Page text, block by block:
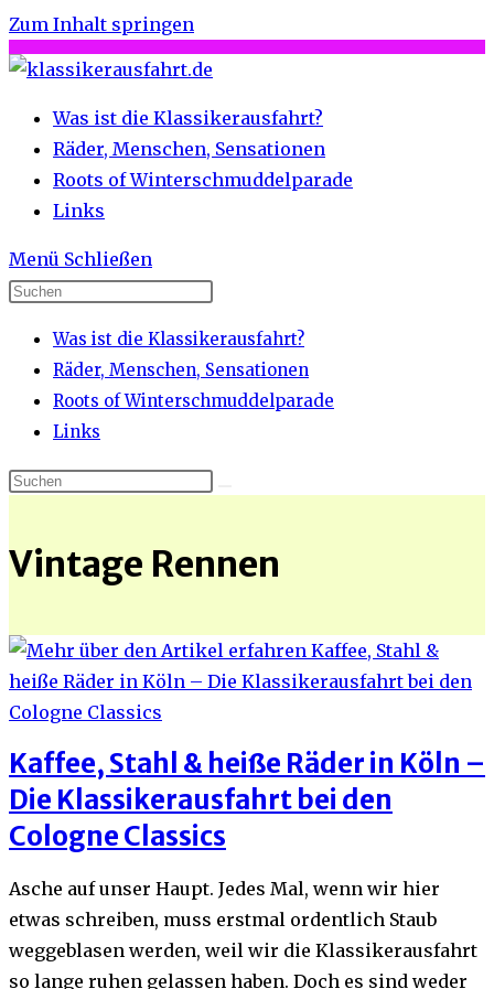
Zum Inhalt springen
Was ist die Klassikerausfahrt?
Räder, Menschen, Sensationen
Roots of Winterschmuddelparade
Links
Menü Schließen
Was ist die Klassikerausfahrt?
Räder, Menschen, Sensationen
Roots of Winterschmuddelparade
Links
Vintage Rennen
Kaffee, Stahl & heiße Räder in Köln –
Die Klassikerausfahrt bei den
Cologne Classics
Asche auf unser Haupt. Jedes Mal, wenn wir hier
etwas schreiben, muss erstmal ordentlich Staub
weggeblasen werden, weil wir die Klassikerausfahrt
so lange ruhen gelassen haben. Doch es sind weder